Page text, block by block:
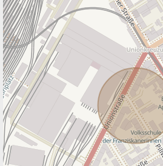
ANBIETER KONTAKTIEREN